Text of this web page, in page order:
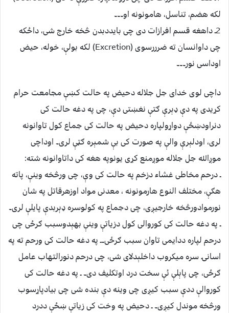
لکه هضم، تناسل، هامونونه او۔۔۔
2ـ داهغه قسم افرازات دی چی بایددبدن څخه خارج شی، داځکه
چی داوانسان ته ضرررسوی (Excretion) لکه بولې، خوله، حیض
اوداسی نور۔۔۔
داچی لوی خدای جل جلاله دحیض په حالت کښې مجامعت حرام
کړیدی په دې ډېرې ګتې نغښتی دې، چی په دغه حالت کی
دنراودښځې دواړولپاره دحیض په حالت کی جماع کول تاوانونه
لری، اودلېرې والې په صورت کی بې شمېره ګټې لری۔ اوداچی
موږالله جل جلاله موږمنع کړی یونوپه هغه کی داتاوانونه شته:
ـ درحم مخاطی غشاء دزخم په حالت کی وې، چی ورڅخه وینې، پاته
هګې، مختلف النوع هارمونونه ، معدنی مواد اوزهرقاتل په شان
نورموادورڅخه خارجیږی، چی دجماع په کولوسره ډېربدې پایلې لری۔
ـ په دغه حالت کی کوروالی کول دزیاتې وینې بهېدوسبب ګرځی چی
درحم لپاره ددایمی تاوان سبب ګرځی۔ـ په دغه حالت کی ورحم ته په
اسانۍ سره میکروب داخلېدلای شی، چی درحم دنورالتهاب عامل
ګرځی، چی پاېلې ئې سخت درد اوتکلیف دی۔ ـ په دغه حالت کی
کوروالې ددې سبب کیږی چی وینه دې بنده شی چی بیادپاړسوب
ورڅخه موندل کیږی۔ ـ دحیض په وخت کی زیاتې ښځې ددرد